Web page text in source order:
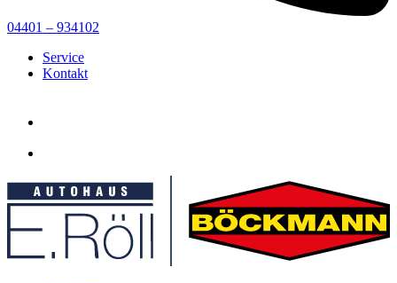
04401 – 934102
Service
Kontakt